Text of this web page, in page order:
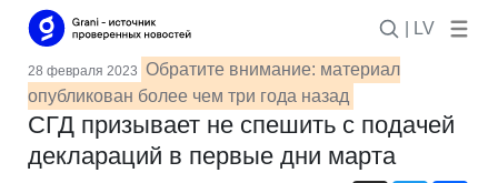
| LV
28 февраля 2023 Обратите внимание: материал
опубликован более чем три года назад
СГД призывает не спешить с подачей
деклараций в первые дни марта